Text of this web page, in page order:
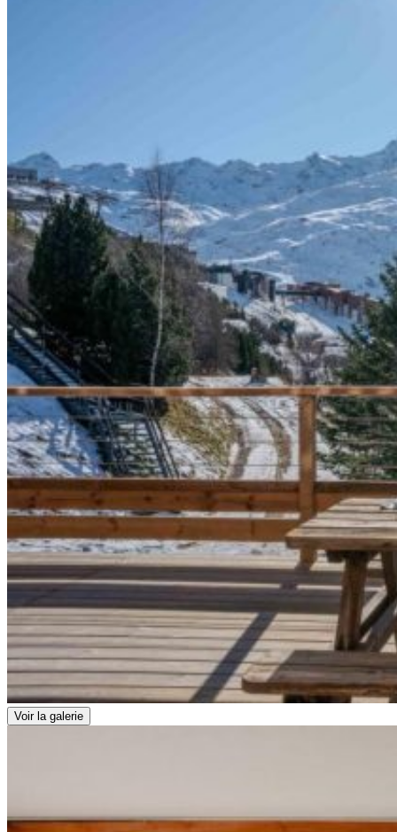
Voir la galerie